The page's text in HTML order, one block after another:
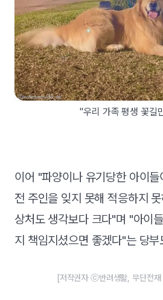
"우리 가족 평생 꽃길
이어 "파양이나 유기당한 아이
전 주인을 잊지 못해 적응하지
상처도 생각보다 크다"며 "아이
지 책임지셨으면 좋겠다"는 당
[저작권자 ⓒ반려생활, 무단전재